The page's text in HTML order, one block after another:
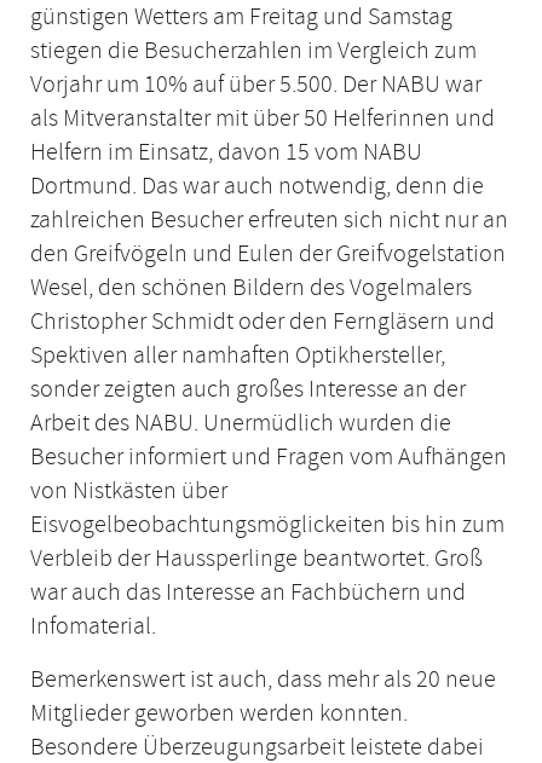
günstigen Wetters am Freitag und Samstag
stiegen die Besucherzahlen im Vergleich zum
Vorjahr um 10% auf über 5.500. Der NABU war
als Mitveranstalter mit über 50 Helferinnen und
Helfern im Einsatz, davon 15 vom NABU
Dortmund. Das war auch notwendig, denn die
zahlreichen Besucher erfreuten sich nicht nur an
den Greifvögeln und Eulen der Greifvogelstation
Wesel, den schönen Bildern des Vogelmalers
Christopher Schmidt oder den Ferngläsern und
Spektiven aller namhaften Optikhersteller,
sonder zeigten auch großes Interesse an der
Arbeit des NABU. Unermüdlich wurden die
Besucher informiert und Fragen vom Aufhängen
von Nistkästen über
Eisvogelbeobachtungsmöglickeiten bis hin zum
Verbleib der Haussperlinge beantwortet. Groß
war auch das Interesse an Fachbüchern und
Infomaterial.
Bemerkenswert ist auch, dass mehr als 20 neue
Mitglieder geworben werden konnten.
Besondere Überzeugungsarbeit leistete dabei